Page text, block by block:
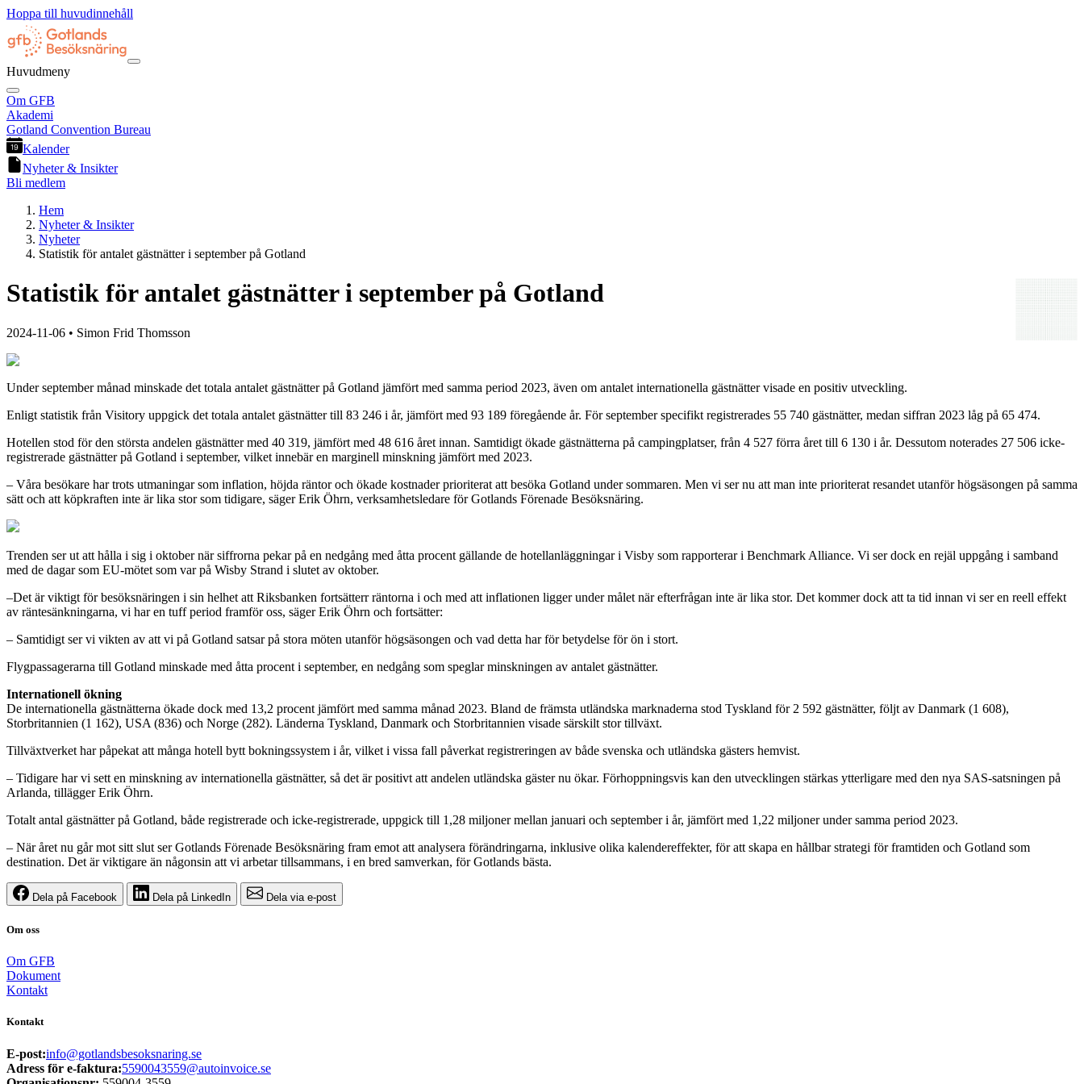
Hoppa till huvudinnehåll
Huvudmeny
Om GFB
Akademi
Gotland Convention Bureau
Kalender
Nyheter & Insikter
Bli medlem
Hem
Nyheter & Insikter
Nyheter
Statistik för antalet gästnätter i september på Gotland
Statistik för antalet gästnätter i september på Gotland
2024-11-06 • Simon Frid Thomsson
Under september månad minskade det totala antalet gästnätter på Gotland jämfört med samma period 2023, även om antalet internationella gästnätter visade en positiv utveckling.
Enligt statistik från Visitory uppgick det totala antalet gästnätter till 83 246 i år, jämfört med 93 189 föregående år. För september specifikt registrerades 55 740 gästnätter, medan siffran 2023 låg på 65 474.
Hotellen stod för den största andelen gästnätter med 40 319, jämfört med 48 616 året innan. Samtidigt ökade gästnätterna på campingplatser, från 4 527 förra året till 6 130 i år. Dessutom noterades 27 506 icke-
registrerade gästnätter på Gotland i september, vilket innebär en marginell minskning jämfört med 2023.
– Våra besökare har trots utmaningar som inflation, höjda räntor och ökade kostnader prioriterat att besöka Gotland under sommaren. Men vi ser nu att man inte prioriterat resandet utanför högsäsongen på samma
sätt och att köpkraften inte är lika stor som tidigare, säger Erik Öhrn, verksamhetsledare för Gotlands Förenade Besöksnäring.
Trenden ser ut att hålla i sig i oktober när siffrorna pekar på en nedgång med åtta procent gällande de hotellanläggningar i Visby som rapporterar i Benchmark Alliance. Vi ser dock en rejäl uppgång i samband
med de dagar som EU-mötet som var på Wisby Strand i slutet av oktober.
–Det är viktigt för besöksnäringen i sin helhet att Riksbanken fortsätterr räntorna i och med att inflationen ligger under målet när efterfrågan inte är lika stor. Det kommer dock att ta tid innan vi ser en reell effekt
av räntesänkningarna, vi har en tuff period framför oss, säger Erik Öhrn och fortsätter:
– Samtidigt ser vi vikten av att vi på Gotland satsar på stora möten utanför högsäsongen och vad detta har för betydelse för ön i stort.
Flygpassagerarna till Gotland minskade med åtta procent i september, en nedgång som speglar minskningen av antalet gästnätter.
Internationell ökning
De internationella gästnätterna ökade dock med 13,2 procent jämfört med samma månad 2023. Bland de främsta utländska marknaderna stod Tyskland för 2 592 gästnätter, följt av Danmark (1 608),
Storbritannien (1 162), USA (836) och Norge (282). Länderna Tyskland, Danmark och Storbritannien visade särskilt stor tillväxt.
Tillväxtverket har påpekat att många hotell bytt bokningssystem i år, vilket i vissa fall påverkat registreringen av både svenska och utländska gästers hemvist.
– Tidigare har vi sett en minskning av internationella gästnätter, så det är positivt att andelen utländska gäster nu ökar. Förhoppningsvis kan den utvecklingen stärkas ytterligare med den nya SAS-satsningen på
Arlanda, tillägger Erik Öhrn.
Totalt antal gästnätter på Gotland, både registrerade och icke-registrerade, uppgick till 1,28 miljoner mellan januari och september i år, jämfört med 1,22 miljoner under samma period 2023.
– När året nu går mot sitt slut ser Gotlands Förenade Besöksnäring fram emot att analysera förändringarna, inklusive olika kalendereffekter, för att skapa en hållbar strategi för framtiden och Gotland som
destination. Det är viktigare än någonsin att vi arbetar tillsammans, i en bred samverkan, för Gotlands bästa.
Dela på Facebook Dela på LinkedIn Dela via e-post
Om oss
Om GFB
Dokument
Kontakt
Kontakt
E-post:info@gotlandsbesoksnaring.se
Adress för e-faktura:5590043559@autoinvoice.se